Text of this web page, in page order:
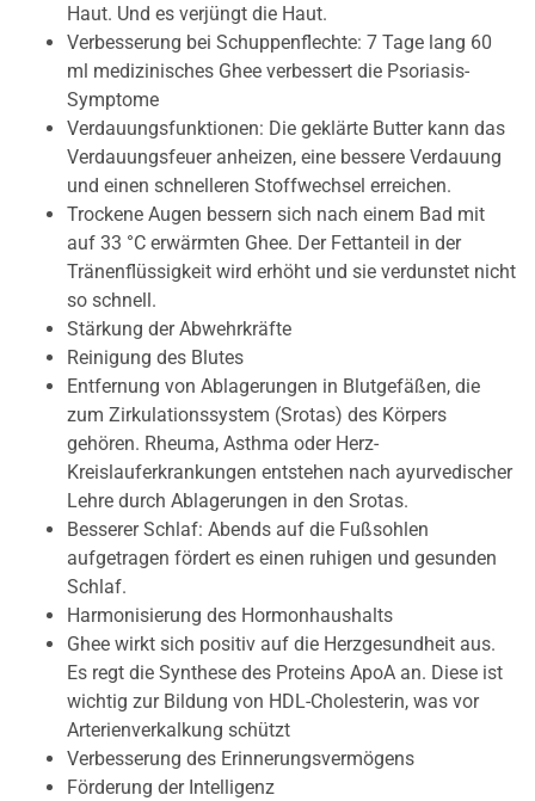
Haut. Und es verjüngt die Haut.
Verbesserung bei Schuppenflechte: 7 Tage lang 60
ml medizinisches Ghee verbessert die Psoriasis-
Symptome
Verdauungsfunktionen: Die geklärte Butter kann das
Verdauungsfeuer anheizen, eine bessere Verdauung
und einen schnelleren Stoffwechsel erreichen.
Trockene Augen bessern sich nach einem Bad mit
auf 33 °C erwärmten Ghee. Der Fettanteil in der
Tränenflüssigkeit wird erhöht und sie verdunstet nicht
so schnell.
Stärkung der Abwehrkräfte
Reinigung des Blutes
Entfernung von Ablagerungen in Blutgefäßen, die
zum Zirkulationssystem (Srotas) des Körpers
gehören. Rheuma, Asthma oder Herz-
Kreislauferkrankungen entstehen nach ayurvedischer
Lehre durch Ablagerungen in den Srotas.
Besserer Schlaf: Abends auf die Fußsohlen
aufgetragen fördert es einen ruhigen und gesunden
Schlaf.
Harmonisierung des Hormonhaushalts
Ghee wirkt sich positiv auf die Herzgesundheit aus.
Es regt die Synthese des Proteins ApoA an. Diese ist
wichtig zur Bildung von HDL-Cholesterin, was vor
Arterienverkalkung schützt
Verbesserung des Erinnerungsvermögens
Förderung der Intelligenz